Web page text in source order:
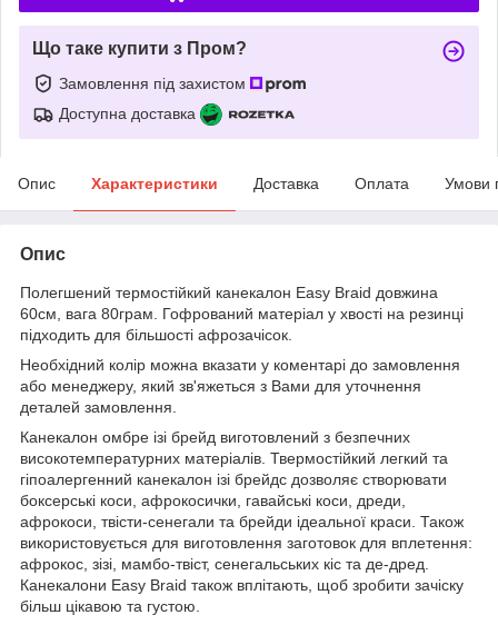
Що таке купити з Пром?
Замовлення під захистом
Доступна доставка
Опис Характеристики Доставка Оплата Умови
Опис
Полегшений термостійкий канекалон Easy Braid довжина
60см, вага 80грам. Гофрований матеріал у хвості на резинці
підходить для більшості афрозачісок.
Необхідний колір можна вказати у коментарі до замовлення
або менеджеру, який зв'яжеться з Вами для уточнення
деталей замовлення.
Канекалон омбре ізі брейд виготовлений з безпечних
високотемпературних матеріалів. Твермостійкий легкий та
гіпоалергенний канекалон ізі брейдс дозволяє створювати
боксерські коси, афрокосички, гавайські коси, дреди,
афрокоси, твісти-сенегали та брейди ідеальної краси. Також
використовується для виготовлення заготовок для вплетення:
афрокос, зізі, мамбо-твіст, сенегальських кіс та де-дред.
Канекалони Easy Braid також вплітають, щоб зробити зачіску
більш цікавою та густою.